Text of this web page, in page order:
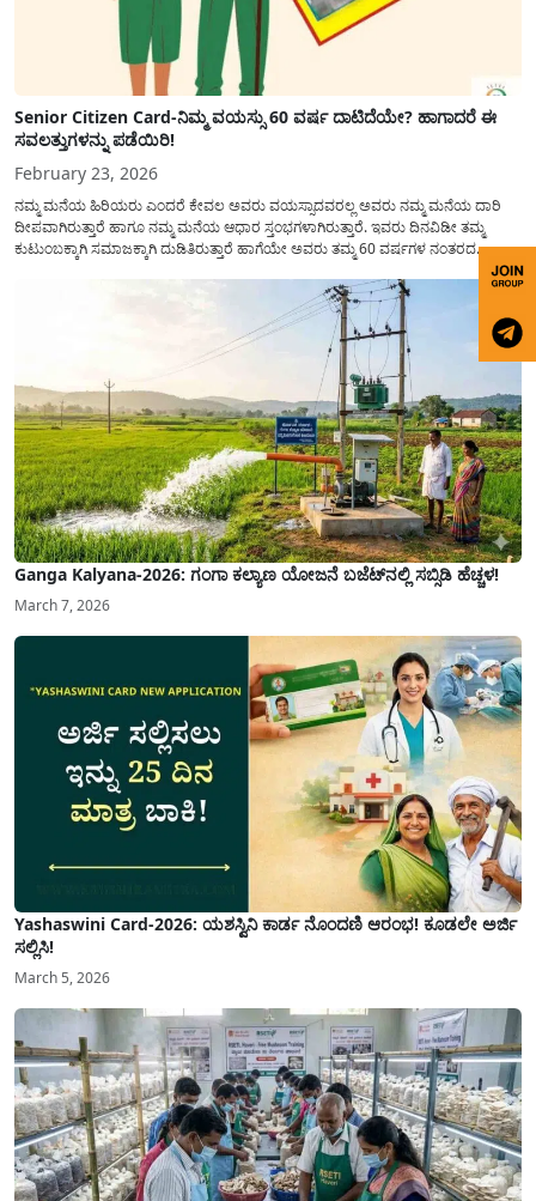
Senior Citizen Card-ನಿಮ್ಮ ವಯಸ್ಸು 60 ವರ್ಷ ದಾಟಿದೆಯೇ? ಹಾಗಾದರೆ ಈ
ಸವಲತ್ತುಗಳನ್ನು ಪಡೆಯಿರಿ!
February 23, 2026
ನಮ್ಮ ಮನೆಯ ಹಿರಿಯರು ಎಂದರೆ ಕೇವಲ ಅವರು ವಯಸ್ಸಾದವರಲ್ಲ ಅವರು ನಮ್ಮ ಮನೆಯ ದಾರಿ
ದೀಪವಾಗಿರುತ್ತಾರೆ ಹಾಗೂ ನಮ್ಮ ಮನೆಯ ಆಧಾರ ಸ್ತಂಭಗಳಾಗಿರುತ್ತಾರೆ. ಇವರು ದಿನವಿಡೀ ತಮ್ಮ
ಕುಟುಂಬಕ್ಕಾಗಿ ಸಮಾಜಕ್ಕಾಗಿ ದುಡಿತಿರುತ್ತಾರೆ ಹಾಗೆಯೇ ಅವರು ತಮ್ಮ 60 ವರ್ಷಗಳ ನಂತರದ
ಜೀವನವನ್ನು ನೆಮ್ಮದಿಯಿಂದ ಕಳೆಯಬೇಕೆಂಬುದು ಪ್ರತಿಯೊಬ್ಬರ ಕನಸಾಗಿರುತ್ತದೆ ಆದ್ದರಿಂದ ಸರ್ಕಾರವು
Ganga Kalyana-2026: ಗಂಗಾ ಕಲ್ಯಾಣ ಯೋಜನೆ ಬಜೆಟ್‌ನಲ್ಲಿ ಸಬ್ಸಿಡಿ ಹೆಚ್ಚಳ!
March 7, 2026
Yashaswini Card-2026: ಯಶಸ್ವಿನಿ ಕಾರ್ಡ ನೊಂದಣಿ ಆರಂಭ! ಕೂಡಲೇ ಅರ್ಜಿ
ಸಲ್ಲಿಸಿ!
March 5, 2026